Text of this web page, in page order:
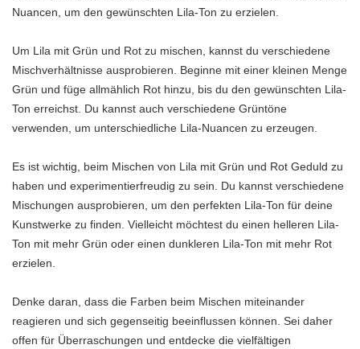
Nuancen, um den gewünschten Lila-Ton zu erzielen.
Um Lila mit Grün und Rot zu mischen, kannst du verschiedene
Mischverhältnisse ausprobieren. Beginne mit einer kleinen Menge
Grün und füge allmählich Rot hinzu, bis du den gewünschten Lila-
Ton erreichst. Du kannst auch verschiedene Grüntöne
verwenden, um unterschiedliche Lila-Nuancen zu erzeugen.
Es ist wichtig, beim Mischen von Lila mit Grün und Rot Geduld zu
haben und experimentierfreudig zu sein. Du kannst verschiedene
Mischungen ausprobieren, um den perfekten Lila-Ton für deine
Kunstwerke zu finden. Vielleicht möchtest du einen helleren Lila-
Ton mit mehr Grün oder einen dunkleren Lila-Ton mit mehr Rot
erzielen.
Denke daran, dass die Farben beim Mischen miteinander
reagieren und sich gegenseitig beeinflussen können. Sei daher
offen für Überraschungen und entdecke die vielfältigen